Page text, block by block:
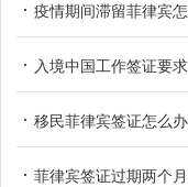
疫情期间滞留菲律宾
入境中国工作签证要
移民菲律宾签证怎么
菲律宾签证过期两个